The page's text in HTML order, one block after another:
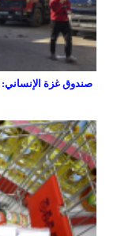
صندوق غزة الإنساني: توزيع أكثر